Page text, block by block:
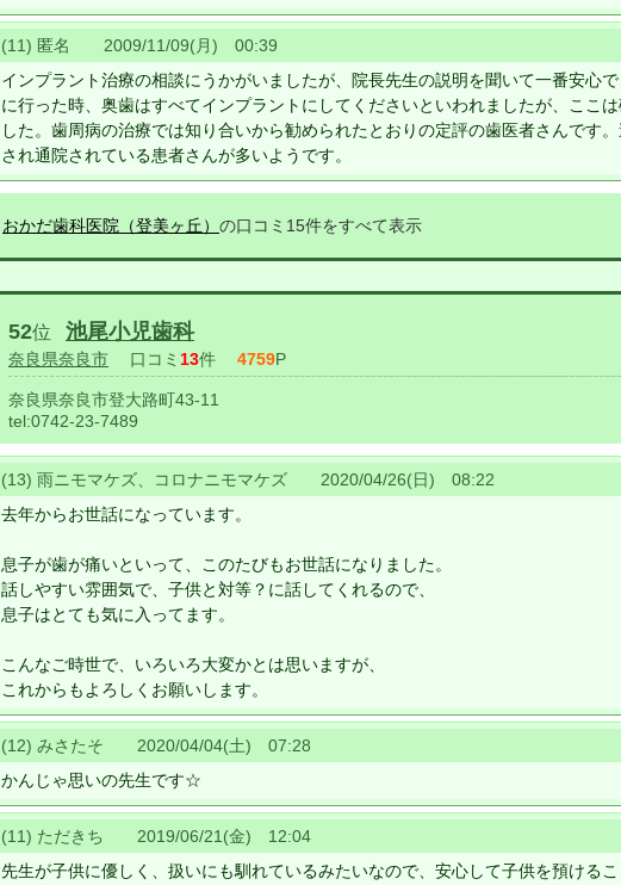
(11) 匿名 2009/11/09(月) 00:39
インプラント治療の相談にうかがいましたが、院長先生の説明を聞いて一番安心
に行った時、奥歯はすべてインプラントにしてくださいといわれましたが、ここ
した。歯周病の治療では知り合いから勧められたとおりの定評の歯医者さんです
され通院されている患者さんが多いようです。
おかだ歯科医院（登美ヶ丘） の口コミ15件をすべて表示
52位 池尾小児歯科
奈良県奈良市 口コミ 13件 4759P
奈良県奈良市登大路町43-11
tel:0742-23-7489
(13) 雨ニモマケズ、コロナニモマケズ 2020/04/26(日) 08:22
去年からお世話になっています。
息子が歯が痛いといって、このたびもお世話になりました。
話しやすい雰囲気で、子供と対等？に話してくれるので、
息子はとても気に入ってます。
こんなご時世で、いろいろ大変かとは思いますが、
これからもよろしくお願いします。
(12) みさたそ 2020/04/04(土) 07:28
かんじゃ思いの先生です☆
(11) ただきち 2019/06/21(金) 12:04
先生が子供に優しく、扱いにも馴れているみたいなので、安心して子供を預ける